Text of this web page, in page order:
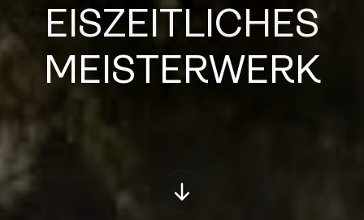
EISZEITLICHES
MEISTERWERK